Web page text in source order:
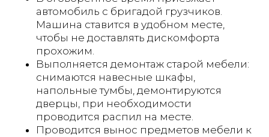
автомобиль с бригадой грузчиков.
Машина ставится в удобном месте,
чтобы не доставлять дискомфорта
прохожим.
Выполняется демонтаж старой мебели:
снимаются навесные шкафы,
напольные тумбы, демонтируются
дверцы, при необходимости
проводится распил на месте.
Проводится вынос предметов мебели к